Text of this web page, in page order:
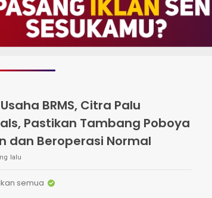
BRMS, Citra Palu
Pastikan Tambang Poboya
dan Beroperasi Normal
lalu
semua